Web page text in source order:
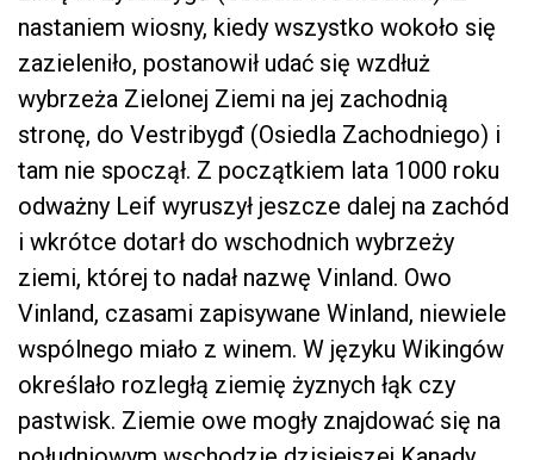
nastaniem wiosny, kiedy wszystko wokoło się
zazieleniło, postanowił udać się wzdłuż
wybrzeża Zielonej Ziemi na jej zachodnią
stronę, do Vestribygđ (Osiedla Zachodniego) i
tam nie spoczął. Z początkiem lata 1000 roku
odważny Leif wyruszył jeszcze dalej na zachód
i wkrótce dotarł do wschodnich wybrzeży
ziemi, której to nadał nazwę Vinland. Owo
Vinland, czasami zapisywane Winland, niewiele
wspólnego miało z winem. W języku Wikingów
określało rozległą ziemię żyznych łąk czy
pastwisk. Ziemie owe mogły znajdować się na